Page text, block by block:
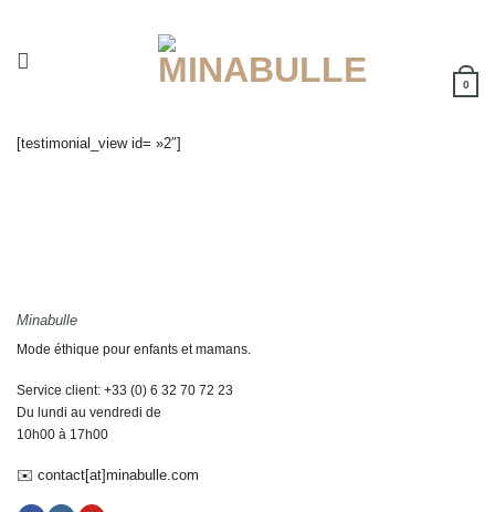
contenu
0
[testimonial_view id= »2″]
Minabulle
Mode éthique pour enfants et mamans.
Service client: +33 (0) 6 32 70 72 23
Du lundi au vendredi de
10h00 à 17h00
✉️ contact[at]minabulle.com